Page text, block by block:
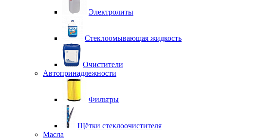
Электролиты
Стеклоомывающая жидкость
Очистители
Автопринадлежности
Фильтры
Щётки стеклоочистителя
Масла